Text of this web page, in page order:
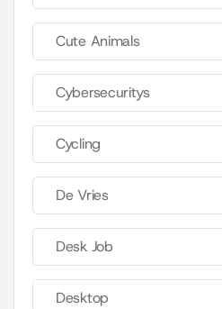
Cute Animals
Cybersecuritys
Cycling
De Vries
Desk Job
Desktop